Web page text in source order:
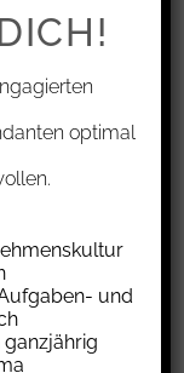
plus
Urteil vom
für
der
optimal
und